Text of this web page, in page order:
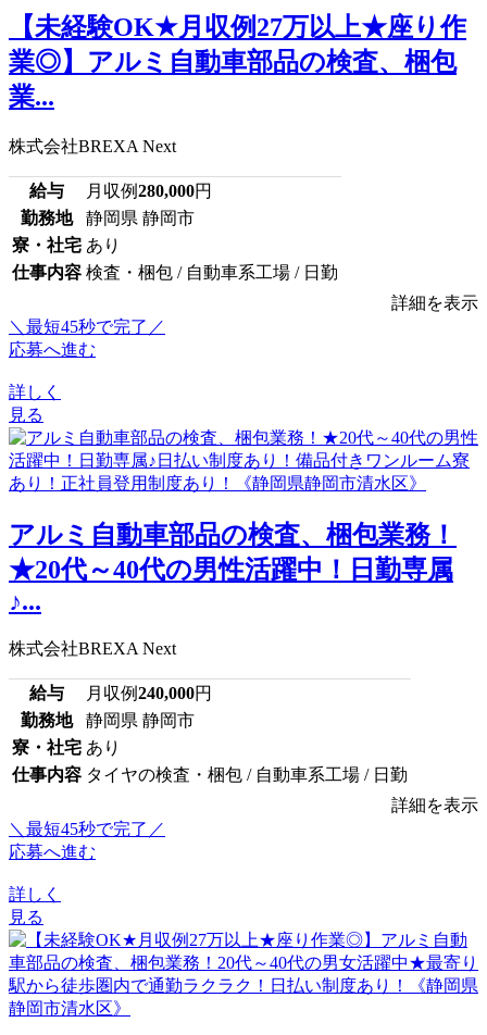
【未経験OK★月収例27万以上★座り作
業◎】アルミ自動車部品の検査、梱包
業...
株式会社BREXA Next
給与 月収例280,000円
勤務地
静岡県 静岡市
寮・社宅 あり
仕事内容 検査・梱包 / 自動車系工場 / 日勤
詳細を表示
＼最短45秒で完了／
応募へ進む
詳しく
見る
アルミ自動車部品の検査、梱包業務！
★20代～40代の男性活躍中！日勤専属
♪...
株式会社BREXA Next
給与 月収例240,000円
勤務地
静岡県 静岡市
寮・社宅 あり
仕事内容 タイヤの検査・梱包 / 自動車系工場 / 日勤
詳細を表示
＼最短45秒で完了／
応募へ進む
詳しく
見る